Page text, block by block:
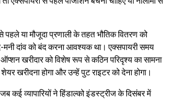
पहले या मौजूदा प्रणाली के तहत भौतिक वितरण को
दांव को बंद करना आवश्यक था। एक्सपायरी समय
खरीदार को विशेष रूप से कठिन परिदृश्य का सामना
खरीदना होगा और उन्हें पुट राइटर को देना होगा।
कई व्यापारियों ने हिंडाल्को इंडस्ट्रीज के दिसंबर में